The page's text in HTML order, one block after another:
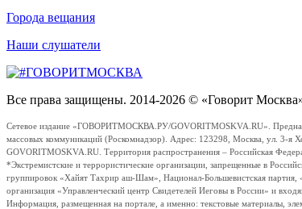
Города вещания
Наши слушатели
Все права защищены. 2014-2026 © «Говорит
Сетевое издание «ГОВОРИТМОСКВА.РУ/GOVORITMOSKVA.RU».
массовых коммуникаций (Роскомнадзор). Адрес: 123298, Москва, ул. 3-
GOVORITMOSKVA.RU. Территория распространения – Российская
*Экстремистские и террористические организации, запрещенные в
группировок «Хайят Тахрир аш-Шам», Национал-Большевистская
организация «Управленческий центр Свидетелей Иеговы в России» и
Информация, размещенная на портале, а именно: текстовые материалы,